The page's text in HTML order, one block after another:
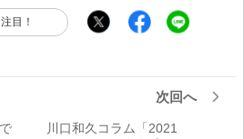
目！
次回へ
川口和久コラム「2021